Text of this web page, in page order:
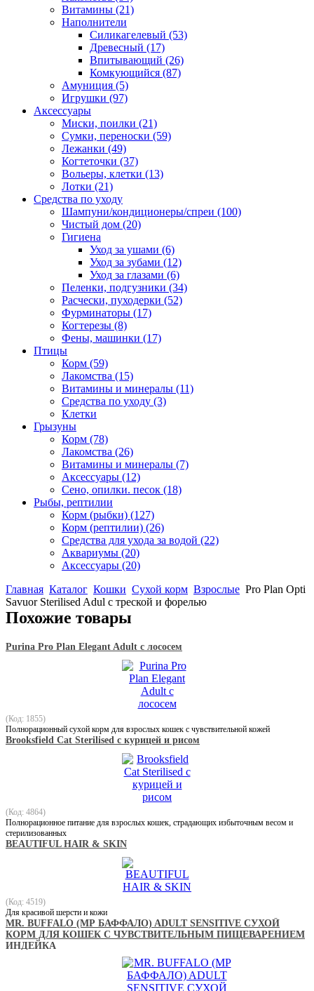
Витамины (21)
Наполнители
Силикагелевый (53)
Древесный (17)
Впитывающий (26)
Комкующийся (87)
Амуниция (5)
Игрушки (97)
Аксессуары
Миски, поилки (21)
Сумки, переноски (59)
Лежанки (49)
Когтеточки (37)
Вольеры, клетки (13)
Лотки (21)
Средства по уходу
Шампуни/кондиционеры/спреи (100)
Чистый дом (20)
Гигиена
Уход за ушами (6)
Уход за зубами (12)
Уход за глазами (6)
Пеленки, подгузники (34)
Расчески, пуходерки (52)
Фурминаторы (17)
Когтерезы (8)
Фены, машинки (17)
Птицы
Корм (59)
Лакомства (15)
Витамины и минералы (11)
Средства по уходу (3)
Клетки
Грызуны
Корм (78)
Лакомства (26)
Витамины и минералы (7)
Аксессуары (12)
Сено, опилки. песок (18)
Рыбы, рептилии
Корм (рыбки) (127)
Корм (рептилии) (26)
Средства для ухода за водой (22)
Аквариумы (20)
Аксессуары (20)
Главная Каталог Кошки Сухой корм Взрослые Pro Plan Opti
Savuor Sterilised Adul с треской и форелью
Похожие товары
Purina Pro Plan Elegant Adult с лососем
(Код: 1855)
Полнорационный сухой корм для взрослых кошек с чувствительной кожей
Brooksfield Cat Sterilised с курицей и рисом
(Код: 4864)
Полнорационное питание для взрослых кошек, страдающих избыточным весом и
стерилизованных
BEAUTIFUL HAIR & SKIN
(Код: 4519)
Для красивой шерсти и кожи
MR. BUFFALO (МР БАФФАЛО) ADULT SENSITIVE СУХОЙ
КОРМ ДЛЯ КОШЕК С ЧУВСТВИТЕЛЬНЫМ ПИЩЕВАРЕНИЕМ
ИНДЕЙКА